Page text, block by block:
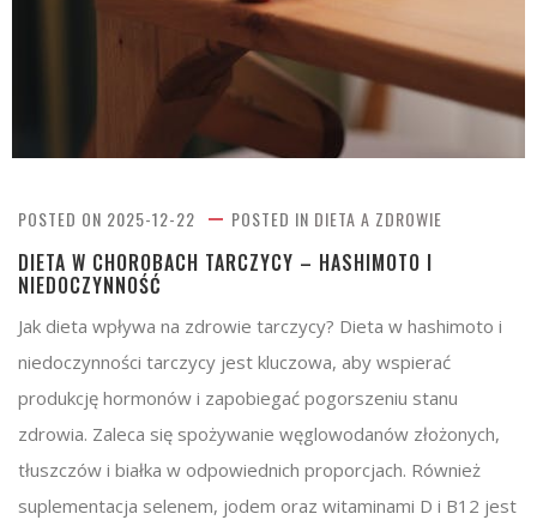
POSTED ON 2025-12-22 POSTED IN DIETA A ZDROWIE
DIETA W CHOROBACH TARCZYCY – HASHIMOTO I
NIEDOCZYNNOŚĆ
Jak dieta wpływa na zdrowie tarczycy? Dieta w hashimoto i
niedoczynności tarczycy jest kluczowa, aby wspierać
produkcję hormonów i zapobiegać pogorszeniu stanu
zdrowia. Zaleca się spożywanie węglowodanów złożonych,
tłuszczów i białka w odpowiednich proporcjach. Również
suplementacja selenem, jodem oraz witaminami D i B12 jest